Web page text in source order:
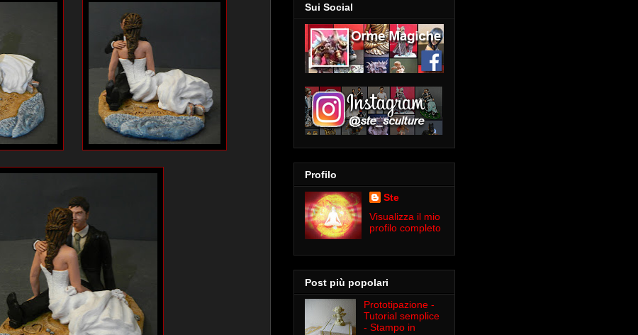
Sui Social
Profilo
Ste
Visualizza il mio
profilo completo
Post più popolari
Prototipazione -
Tutorial semplice
- Stampo in